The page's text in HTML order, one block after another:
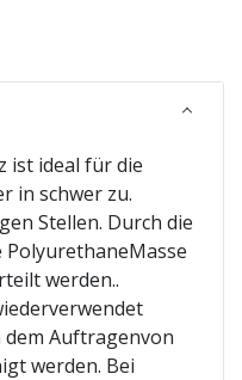
ist ideal für die
in schwer zu.
Stellen. Durch die
werden..
dem Auftragenvon
werden. Bei